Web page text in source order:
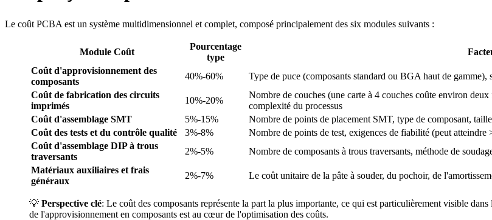
Le coût PCBA est un système multidimensionnel et complet, composé principalement des six modules suivants :
Module Coût
Pourcentage
type
Coût d'approvisionnement des
composants
40%-60%
Type de puce (composants standard ou BGA haut de
Coût de fabrication des circuits
imprimés
10%-20%
Nombre de couches (une carte à 4 couches coûte environ
complexité du processus
Coût d'assemblage SMT
5%-15%
Nombre de points de placement SMT, type de composant,
Coût des tests et du contrôle qualité
3%-8%
Nombre de points de test, exigences de fiabilité (peut
Coût d'assemblage DIP à trous
traversants
2%-5%
Nombre de composants à trous traversants, méthode de
Matériaux auxiliaires et frais
généraux
2%-7% Le coût unitaire de la pâte à souder, du pochoir, de
💡 Perspective clé: Le coût des composants représente la part la plus importante, ce qui est particulièrement visible
de l'approvisionnement en composants est au cœur de l'optimisation des coûts.